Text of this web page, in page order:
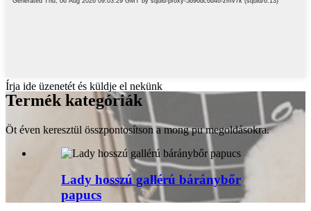
Írja ide üzenetét és küldje el nekünk
Termék kategóriák
Öt éven keresztül összpontosítson a mong pu megoldásokra.
Lady hosszú gallérú báránybőr
papucs